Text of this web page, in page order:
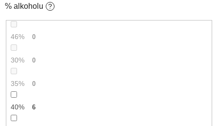
% alkoholu ?
46% 0
30% 0
35% 0
40% 6